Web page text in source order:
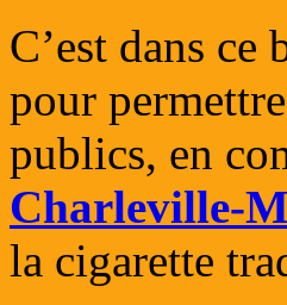
C’est dans ce
pour
publics, en
Charleville-
la cigarette